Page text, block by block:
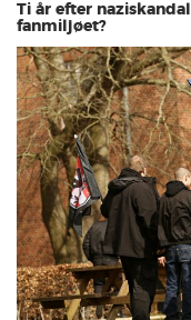
Ti år efter
fanmiljøet?